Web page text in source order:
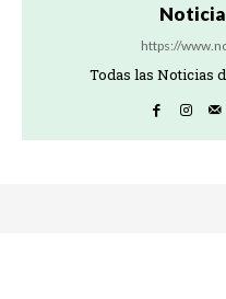
https://
Todas las Noticias